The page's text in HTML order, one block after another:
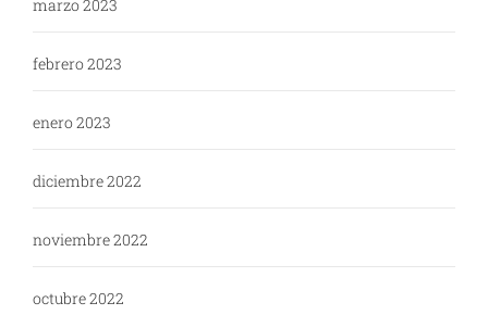
marzo 2023
febrero 2023
enero 2023
diciembre 2022
noviembre 2022
octubre 2022